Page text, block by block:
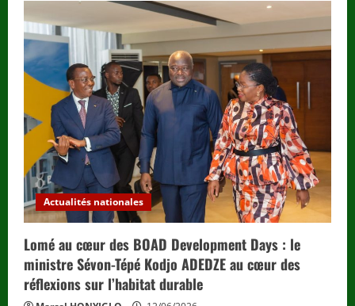
Actualités nationales
Lomé au cœur des BOAD Development Days : le
ministre Sévon-Tépé Kodjo ADEDZE au cœur des
réflexions sur l’habitat durable